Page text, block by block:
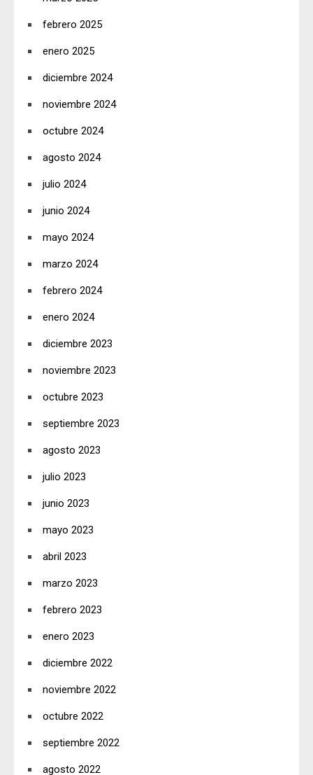
febrero 2025
enero 2025
diciembre 2024
noviembre 2024
octubre 2024
agosto 2024
julio 2024
junio 2024
mayo 2024
marzo 2024
febrero 2024
enero 2024
diciembre 2023
noviembre 2023
octubre 2023
septiembre 2023
agosto 2023
julio 2023
junio 2023
mayo 2023
abril 2023
marzo 2023
febrero 2023
enero 2023
diciembre 2022
noviembre 2022
octubre 2022
septiembre 2022
agosto 2022